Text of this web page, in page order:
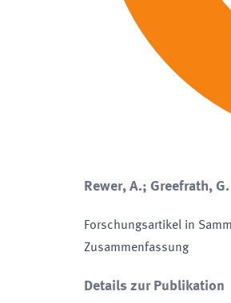
Rewer, A.; Greefrath, G.
Forschungsartikel in
Zusammenfassung
Details zur Publikation